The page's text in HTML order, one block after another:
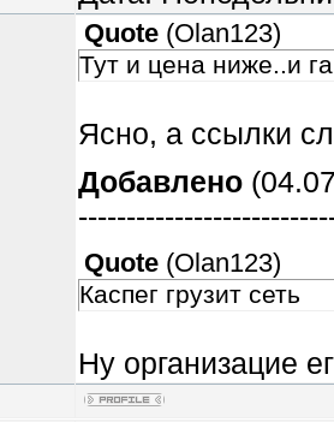
Quote (Olan123)
Тут и цена ниже..и
Ясно, а ссылки
Добавлено
Quote (Olan123)
Каспег грузит сеть
Ну организацие